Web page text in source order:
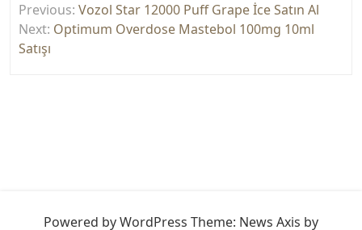
gezinmesi
Previous: Vozol Star 12000 Puff Grape İce Satın Al
Next: Optimum Overdose Mastebol 100mg 10ml
Satışı
Powered by WordPress Theme: News Axis by